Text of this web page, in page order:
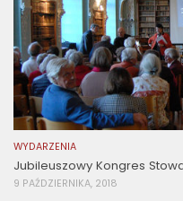
WYDARZENIA
Jubileuszowy Kongres
9 PAŹDZIERNIKA, 2018